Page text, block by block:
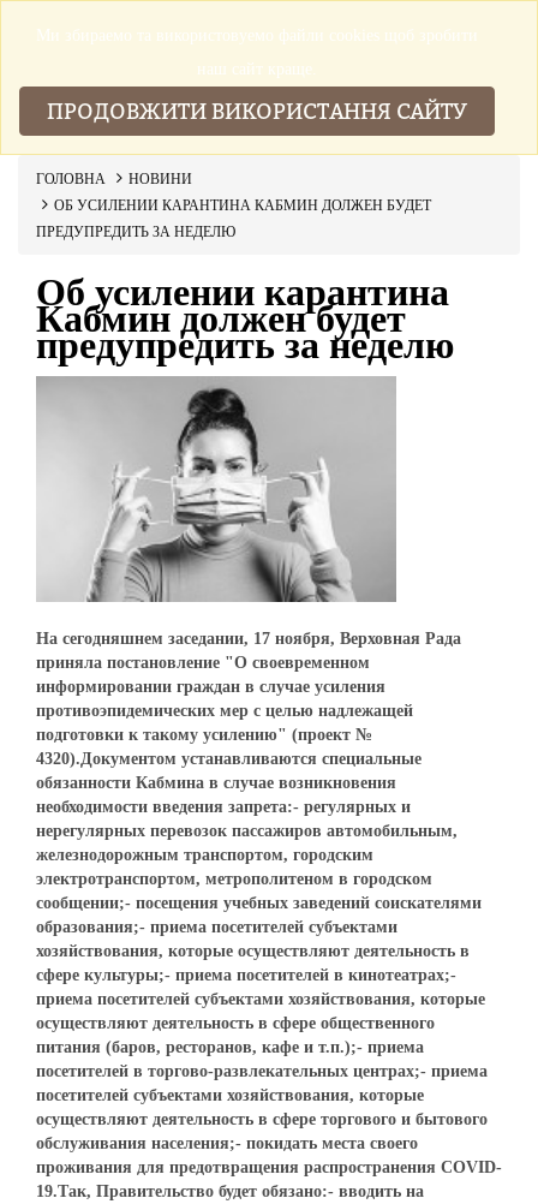
ГОЛОВНА
НОВИНИ
ОБ УСИЛЕНИИ КАРАНТИНА КАБМИН ДОЛЖЕН БУДЕТ
ПРЕДУПРЕДИТЬ ЗА НЕДЕЛЮ
Об усилении карантина
Кабмин должен будет
предупредить за неделю
На сегодняшнем заседании, 17 ноября, Верховная Рада
приняла постановление "О своевременном
информировании граждан в случае усиления
противоэпидемических мер с целью надлежащей
подготовки к такому усилению" (проект №
4320).Документом устанавливаются специальные
обязанности Кабмина в случае возникновения
необходимости введения запрета:- регулярных и
нерегулярных перевозок пассажиров автомобильным,
железнодорожным транспортом, городским
электротранспортом, метрополитеном в городском
сообщении;- посещения учебных заведений соискателями
образования;- приема посетителей субъектами
хозяйствования, которые осуществляют деятельность в
сфере культуры;- приема посетителей в кинотеатрах;-
приема посетителей субъектами хозяйствования, которые
осуществляют деятельность в сфере общественного
питания (баров, ресторанов, кафе и т.п.);- приема
посетителей в торгово-развлекательных центрах;- приема
посетителей субъектами хозяйствования, которые
осуществляют деятельность в сфере торгового и бытового
обслуживания населения;- покидать места своего
проживания для предотвращения распространения COVID-
19.Так, Правительство будет обязано:- вводить на
Ми збираемо та використовуемо файли cookies щоб зробити
наш сайт краще.
ПРОДОВЖИТИ ВИКОРИСТАННЯ САЙТУ